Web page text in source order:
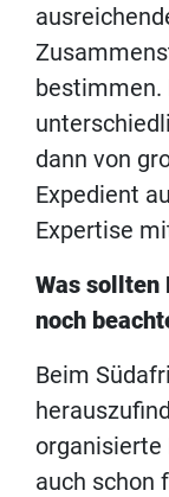
bestimmen.
dann von
Expedient
Expertise
Was sollten
noch
Beim
organisierte
auch schon